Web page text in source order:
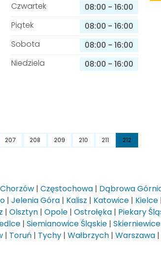
Czwartek
08:00 - 16:00
Piątek
08:00 - 16:00
Sobota
08:00 - 16:00
Niedziela
08:00 - 16:00
207 208 209 210 211 212
Chorzów | Częstochowa | Dąbrowa
| Jelenia Góra | Kalisz | Katowice | Kielce
| Olsztyn | Opole | Ostrołęka | Piekary
| Siemianowice Śląskie | Skierniewice
| Toruń | Tychy | Wałbrzych | Warszawa |